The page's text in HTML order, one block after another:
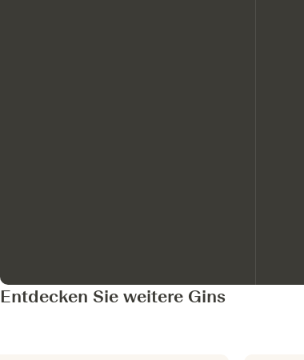
Entdecken Sie weitere Gins